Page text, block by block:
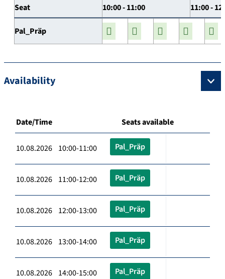
Seat 10:00 - 11:00 11:00 -
Pal_Präp
Availability
Date/Time Seats available
10.08.2026 10:00-11:00 Pal_Präp
10.08.2026 11:00-12:00 Pal_Präp
10.08.2026 12:00-13:00 Pal_Präp
10.08.2026 13:00-14:00 Pal_Präp
10.08.2026 14:00-15:00 Pal_Präp